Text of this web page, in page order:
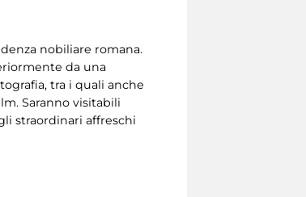
nobiliare romana.
da una
tra i quali anche
Saranno visitabili
straordinari affreschi